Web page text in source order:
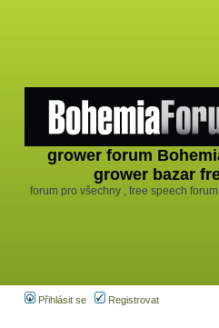
grower forum
grower bazar
forum pro všechny , free speech
Přihlásit se Registrovat